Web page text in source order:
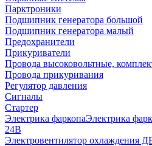
Парктроники
Подшипник генератора большой
Подшипник генератора малый
Предохранители
Прикуриватели
Провода высоковольтные,
Провода прикуривания
Регулятор давления
Сигналы
Стартер
Электрика фаркопаЭлектрика
24В
Электровентилятор охлаждения